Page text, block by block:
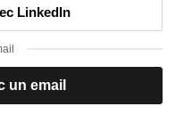
LinkedIn
un email